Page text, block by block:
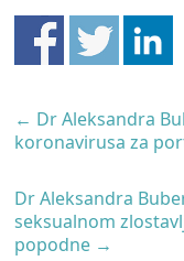
← Dr Aleksandra
koronavirusa za
Dr Aleksandra
seksualnom
popodne →